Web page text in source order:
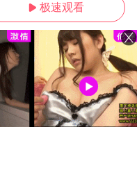
 极速观看